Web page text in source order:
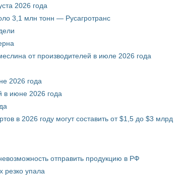
2026 года
3,1 млн тонн — Русагротранс
от производителей в июле 2026 года
2026 года
в июне 2026 года
в 2026 году могут составить от $1,5 до $3 млрд
отправить продукцию в РФ
резко упала